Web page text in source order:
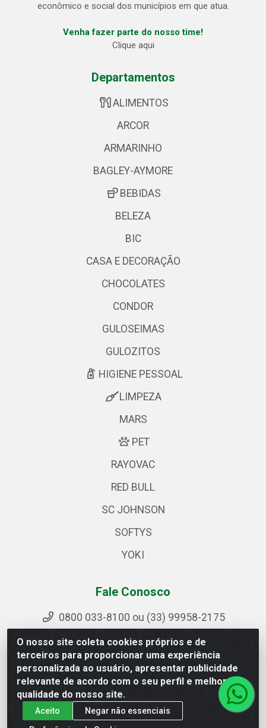
O nosso site coleta cookies próprios e de
terceiros para proporcionar uma experiência
personalizada ao usuário, apresentar publicidade
relevante de acordo com o seu perfil e melhorar a
qualidade do nosso site.
Aceito
Negar não essenciais
econômico e social dos municípios em que atua.
Venha fazer parte do nosso time!
Clique aqui
Departamentos
ALIMENTOS
ARCOR
ARMARINHO
BAGLEY-AYMORE
BEBIDAS
BELEZA
BIC
CASA E DECORAÇÃO
CHOCOLATES
CONDOR
GULOSEIMAS
GULOZITOS
HIGIENE PESSOAL
LIMPEZA
MARS
PET
RAYOVAC
RED BULL
SC JOHNSON
SOFTYS
YOKI
Fale Conosco
0800 033-8100 ou (33) 99958-2175
sac@ipirangamg.com.br
Acompanhe nossas publicações
Ipiranga Distribuição LTDA - Avenida Doutor Jorge Hannas,
101 - Ponte da Aldeia - Manhuaçu / MG - CEP 36906-440 -